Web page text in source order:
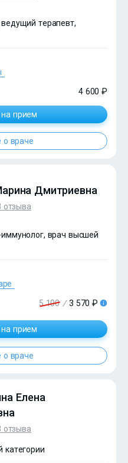
терапевт,
4 600 ₽
на прием
о враче
Дмитриевна
отзыва
иммунолог, врач высшей
5 100 / 3 570 ₽
на прием
о враче
Елена
отзыва
категории